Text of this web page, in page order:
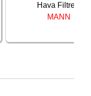
Hava Filtresi
MANN